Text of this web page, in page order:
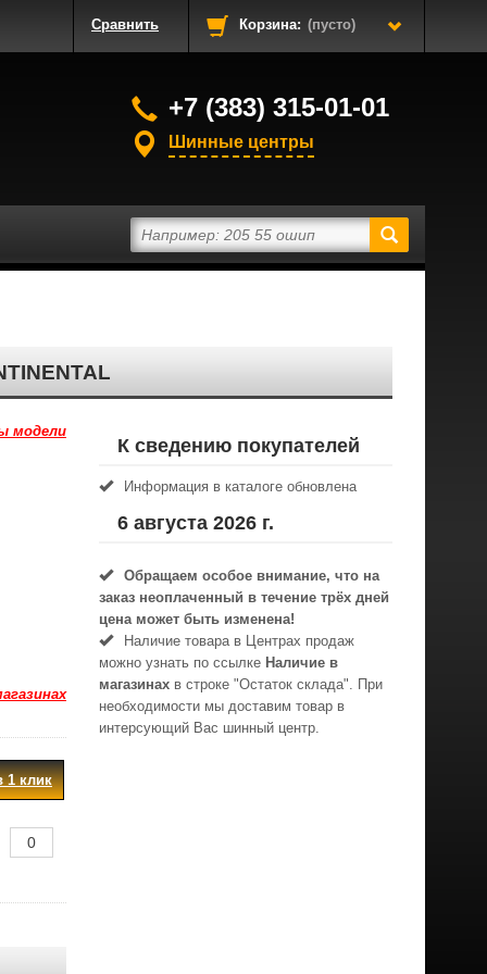
Сравнить Корзина: (пусто)
+7 (383) 315-01-01
Шинные центры
модели
1 клик
К сведению покупателей
Информация в каталоге обновлена
6 августа 2026 г.
Обращаем особое внимание, что на
заказ неоплаченный в течениe трёх дней
цена может быть изменена!
Наличие товара в Центрах продаж
можно узнать по ссылке Наличие в
магазинах в строке "Остаток склада". При
необходимости мы доставим товар в
интерсующий Вас шинный центр.